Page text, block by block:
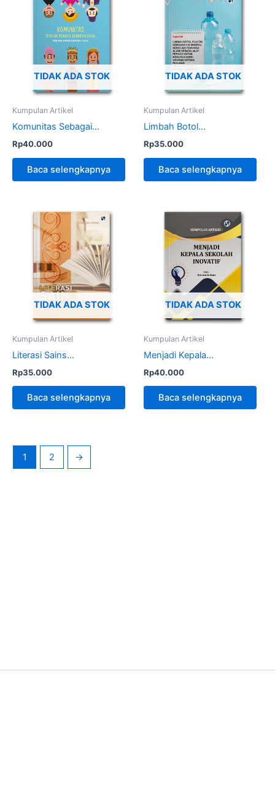
TIDAK ADA STOK
Kumpulan Artikel
Komunitas Sebagai...
Rp40.000
Baca selengkapnya
TIDAK ADA STOK
Kumpulan Artikel
Limbah Botol...
Rp35.000
Baca selengkapnya
TIDAK ADA STOK
Kumpulan Artikel
Literasi Sains...
Rp35.000
Baca selengkapnya
TIDAK ADA STOK
Kumpulan Artikel
Menjadi Kepala...
Rp40.000
Baca selengkapnya
1 2 →